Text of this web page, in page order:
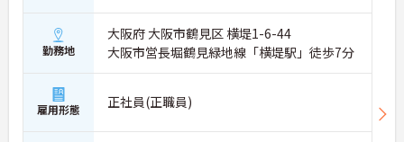
勤務地
大阪府 大阪市鶴見区 横堤1-6-44
大阪市営長堀鶴見緑地線「横堤駅」徒歩7分
雇用形態 正社員(正職員)